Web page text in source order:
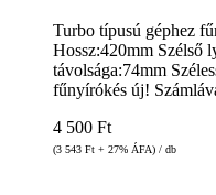
Turbo típusú géphez
Hossz:420mm Szélső
távolsága:74mm
fűnyírókés új!
4 500 Ft
(3 543 Ft + 27% ÁFA) / db